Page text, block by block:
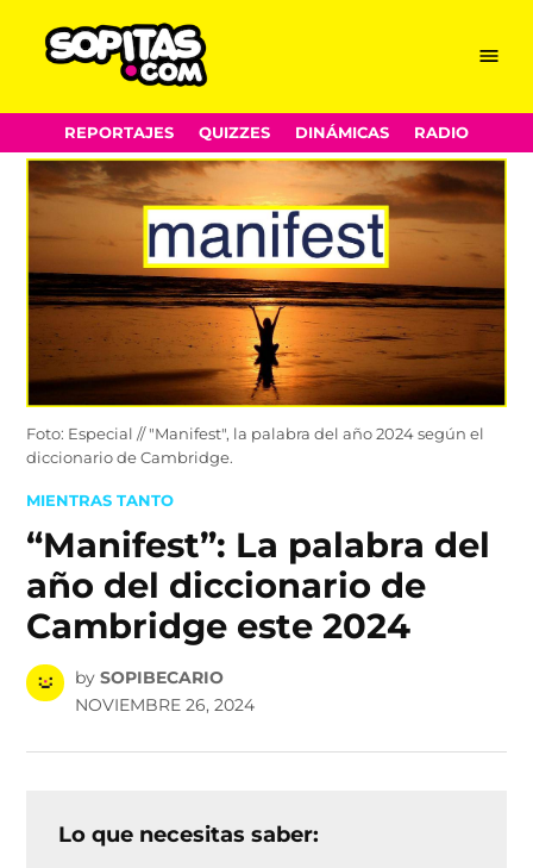
Skip
to
content
Menu
REPORTAJES QUIZZES DINÁMICAS RADIO
Foto: Especial // "Manifest", la palabra del año 2024 según el
diccionario de Cambridge.
POSTED
MIENTRAS TANTO
“Manifest”: La palabra del
año del diccionario de
Cambridge este 2024
by SOPIBECARIO
NOVIEMBRE 26, 2024
Lo que necesitas saber: